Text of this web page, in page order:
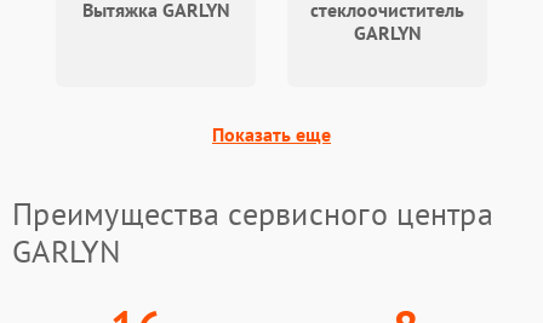
Вытяжка GARLYN
стеклоочиститель
GARLYN
Показать еще
Преимущества сервисного центра
GARLYN